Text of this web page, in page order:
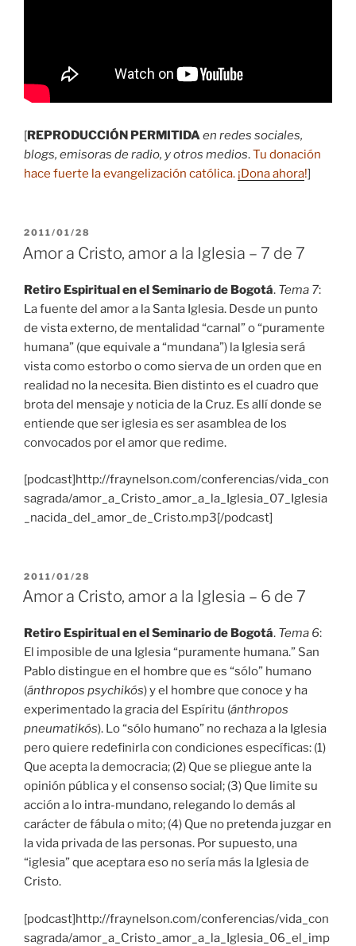
[REPRODUCCIÓN PERMITIDAen redes sociales,
blogs, emisoras de radio, y otros medios.Tu donación
hace fuerte la evangelización católica. ¡Dona ahora!]
PUBLICADO
EL
2011/01/28
Amor a Cristo, amor a la Iglesia – 7 de 7
Retiro Espiritual en el Seminario de Bogotá. Tema 7:
La fuente del amor a la Santa Iglesia. Desde un punto
de vista externo, de mentalidad “carnal” o “puramente
humana” (que equivale a “mundana”) la Iglesia será
vista como estorbo o como sierva de un orden que en
realidad no la necesita. Bien distinto es el cuadro que
brota del mensaje y noticia de la Cruz. Es allí donde se
entiende que ser iglesia es ser asamblea de los
convocados por el amor que redime.
[podcast]http://fraynelson.com/conferencias/vida_con
sagrada/amor_a_Cristo_amor_a_la_Iglesia_07_Iglesia
_nacida_del_amor_de_Cristo.mp3[/podcast]
PUBLICADO
EL
2011/01/28
Amor a Cristo, amor a la Iglesia – 6 de 7
Retiro Espiritual en el Seminario de Bogotá. Tema 6:
El imposible de una Iglesia “puramente humana.” San
Pablo distingue en el hombre que es “sólo” humano
(ánthropos psychikós) y el hombre que conoce y ha
experimentado la gracia del Espíritu (ánthropos
pneumatikós). Lo “sólo humano” no rechaza a la Iglesia
pero quiere redefinirla con condiciones específicas: (1)
Que acepta la democracia; (2) Que se pliegue ante la
opinión pública y el consenso social; (3) Que limite su
acción a lo intra-mundano, relegando lo demás al
carácter de fábula o mito; (4) Que no pretenda juzgar en
la vida privada de las personas. Por supuesto, una
“iglesia” que aceptara eso no sería más la Iglesia de
Cristo.
[podcast]http://fraynelson.com/conferencias/vida_con
sagrada/amor_a_Cristo_amor_a_la_Iglesia_06_el_imp